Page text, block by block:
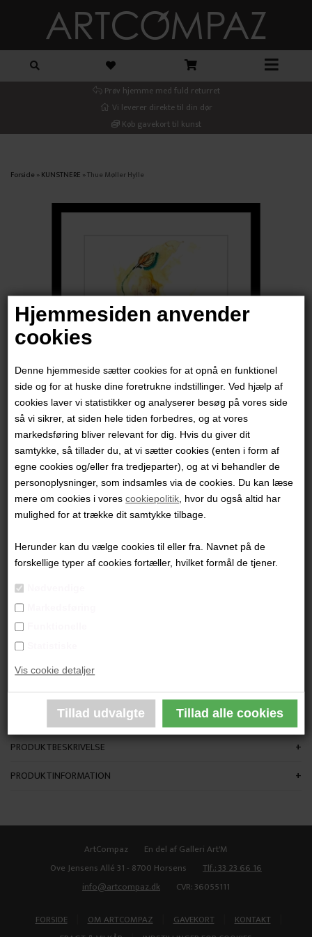
Hjemmesiden anvender
cookies
Denne hjemmeside sætter cookies for at opnå en funktionel
side og for at huske dine foretrukne indstillinger. Ved hjælp af
cookies laver vi statistikker og analyserer besøg på vores side
så vi sikrer, at siden hele tiden forbedres, og at vores
markedsføring bliver relevant for dig. Hvis du giver dit
samtykke, så tillader du, at vi sætter cookies (enten i form af
egne cookies og/eller fra tredjeparter), og at vi behandler de
personoplysninger, som indsamles via de cookies. Du kan læse
mere om cookies i vorescookiepolitik, hvor du også altid har
mulighed for at trække dit samtykke tilbage.
Herunder kan du vælge cookies til eller fra. Navnet på de
forskellige typer af cookies fortæller, hvilket formål de tjener.
Vis cookie detaljer
Prøv hjemme med fuld returret
Vi leverer direkte til din dør
Køb gavekort til kunst
Forside »KUNSTNERE »Thue Møller Hylle
Thue Møller Hylle
4.200,00DKK
"Uden Titel"
75x50 cm.
Sort glasramme
PRODUKTBESKRIVELSE
PRODUKTINFORMATION
ArtCompaz
En del af Galleri Art'M
Ove Jensens Allé 31 - 8700 Horsens
Tlf.: 33 23 66 16
info@artcompaz.dk
CVR: 36055111
FORSIDE OM ARTCOMPAZ GAVEKORT KONTAKT